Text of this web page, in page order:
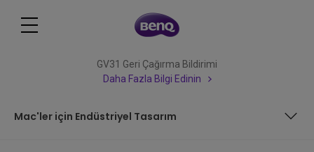
GV31 Geri Çağırma Bildirimi
Daha Fazla Bilgi Edinin
Mac'ler için Endüstriyel Tasarım